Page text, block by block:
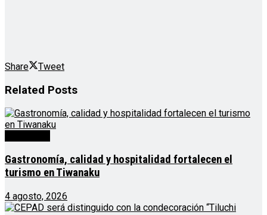
Share Tweet
Related Posts
Gastronomía, calidad y hospitalidad fortalecen el
turismo en Tiwanaku
4 agosto, 2026